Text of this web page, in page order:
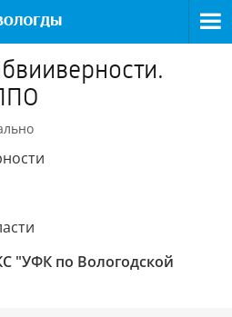
"УФК по Вологодской